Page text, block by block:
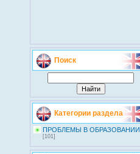
Поиск
Категории раздела
ПРОБЛЕМЫ В ОБРАЗОВАНИИ
[101]